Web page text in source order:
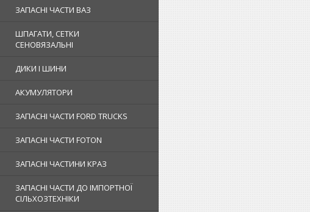
ЗАПАСНІ ЧАСТИ ВАЗ
ШПАГАТИ, СЕТКИ
СЕНОВЯЗАЛЬНІ
ДИКИ І ШИНИ
АКУМУЛЯТОРИ
ЗАПАСНІ ЧАСТИ FORD TRUCKS
ЗАПАСНІ ЧАСТИ FOTON
ЗАПАСНІ ЧАСТИНИ КРАЗ
ЗАПАСНІ ЧАСТИ ДО ІМПОРТНОЇ
СІЛЬХОЗТЕХНІКИ